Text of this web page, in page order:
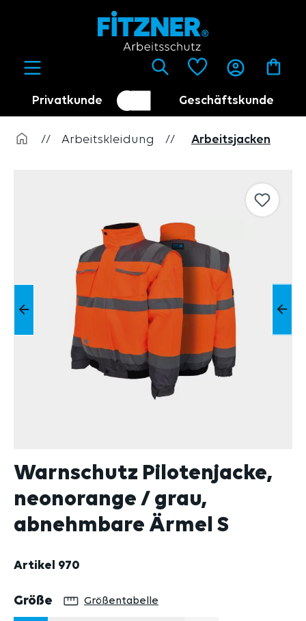
Privatkunde
Kundenumschalter
Geschäftskunde
Händler
// Arbeitskleidung // Arbeitsjacken
Warnschutz Pilotenjacke,
neonorange / grau,
abnehmbare Ärmel S
Artikel 970
Größe auswählen
Größentabelle